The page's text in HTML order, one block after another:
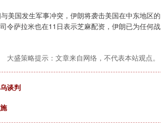
国发生军事冲突，伊朗将袭击美国在中东地区的
令萨拉米也在11日表示芝麻配资，伊朗已为任何战
大盛策略提示：文章来自网络，不代表本站观点。
谈判